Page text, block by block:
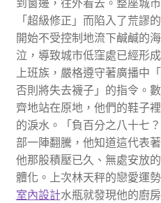
到窗邊，往外看去。整座城
「超級修正」而陷入了荒謬
開始不受控制地流下鹹鹹的
泣，導致城市低窪處已經形
上班族，嚴格遵守著廣播中
否則將失去襪子」的指令。
齊地站在原地，他們的鞋子
的淚水。「負百分之八十七
部一陣翻騰，他知道這代表
他那股積壓已久、無處安放
體化。上次林天秤的戀愛運
室內設計水瓶就發現他的廚